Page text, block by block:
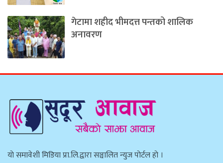
गेटामा शहीद भीमदत्त पन्तको शालिक
अनावरण
याे समावेशी मिडिया प्रा.लि.द्वारा सञ्चालित न्युज पाेर्टल हाे ।